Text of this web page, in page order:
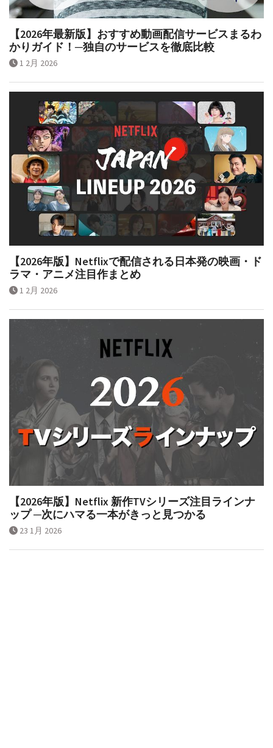
【2026年最新版】おすすめ動画配信サービスまるわ
かりガイド！─独自のサービスを徹底比較
1 2月 2026
【2026年版】Netflixで配信される日本発の映画・ド
ラマ・アニメ注目作まとめ
1 2月 2026
【2026年版】Netflix 新作TVシリーズ注目ラインナ
ップ ─次にハマる一本がきっと見つかる
23 1月 2026